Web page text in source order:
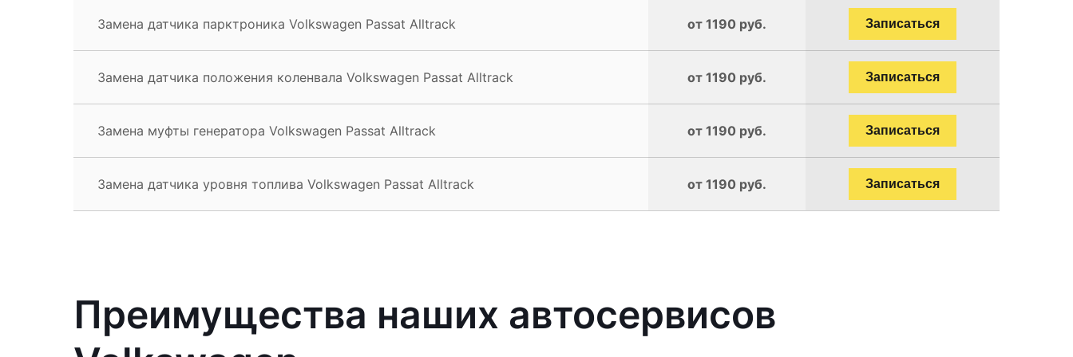
Замена датчика парктроника Volkswagen Passat Alltrack от 1190 руб. Записаться
Замена датчика положения коленвала Volkswagen Passat Alltrack от 1190 руб. Записаться
Замена муфты генератора Volkswagen Passat Alltrack от 1190 руб. Записаться
Замена датчика уровня топлива Volkswagen Passat Alltrack от 1190 руб. Записаться
Преимущества наших автосервисов